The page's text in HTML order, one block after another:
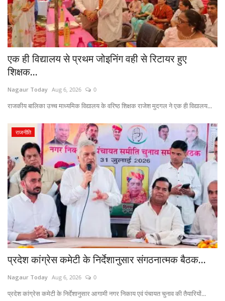
एक ही विद्यालय से प्रथम जोइनिंग वही से रिटायर हुए
शिक्षक...
Nagaur Today Aug 6, 2026 0
राजकीय बालिका उच्च माध्यमिक विद्यालय के वरिष्ठ शिक्षक राजेश मुदगल ने एक ही विद्यालय...
राजनीति
प्रदेश कांग्रेस कमेटी के निर्देशानुसार संगठनात्मक बैठक...
Nagaur Today Aug 6, 2026 0
प्रदेश कांग्रेस कमेटी के निर्देशानुसार आगामी नगर निकाय एवं पंचायत चुनाव की तैयारियों...